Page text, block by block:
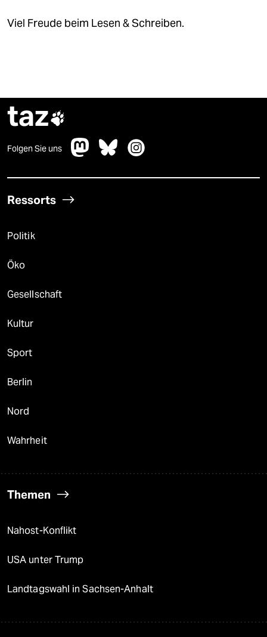
Viel Freude beim Lesen & Schreiben.
taz
Folgen Sie uns
Ressorts
Politik
Öko
Gesellschaft
Kultur
Sport
Berlin
Nord
Wahrheit
Themen
Nahost-Konflikt
USA unter Trump
Landtagswahl in Sachsen-Anhalt